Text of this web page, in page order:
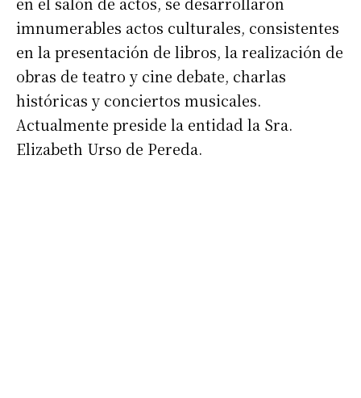
imnumerables actos culturales, consistentes
en la presentación de libros, la realización de
obras de teatro y cine debate, charlas
históricas y conciertos musicales.
Actualmente preside la entidad la Sra.
Elizabeth Urso de Pereda.